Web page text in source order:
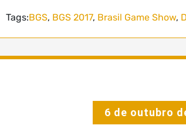
Tags:BGS, BGS 2017, Brasil Game Show,
6 de outubro